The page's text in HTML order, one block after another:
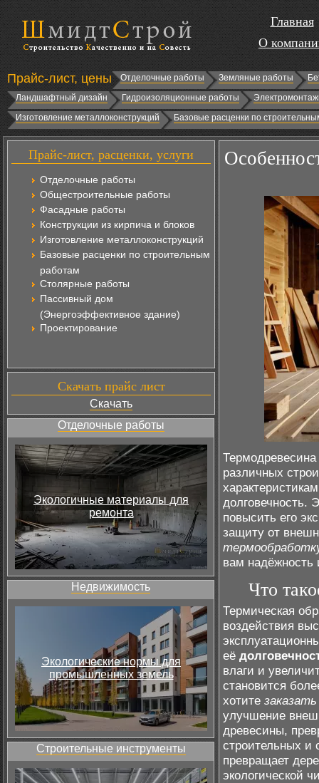
Главная
О
Прайс-лист, цены Отделочные работы Земляные работы
Ландшафтный дизайн
Гидроизоляционные работы
Изготовление металлоконструкций
Базовые расценки по
Прайс-лист, расценки, услуги
Отделочные работы
Общестроительные работы
Фасадные работы
Конструкции из кирпича и блоков
Изготовление металлоконструкций
Базовые расценки по строительным
работам
Столярные работы
Пассивный дом
(Энергоэффективное здание)
Проектирование
Скачать прайс лист
Скачать
Отделочные работы
Экологичные материалы для
ремонта
Недвижимость
Экологические нормы для
промышленных земель
Строительные инструменты
различных
долговечность.
повысить его
защиту от
вам надёжность
Что
Термическая
воздействия
её
влаги и
становится
хотите
улучшение
древесины,
строительных и
превращает
экологической